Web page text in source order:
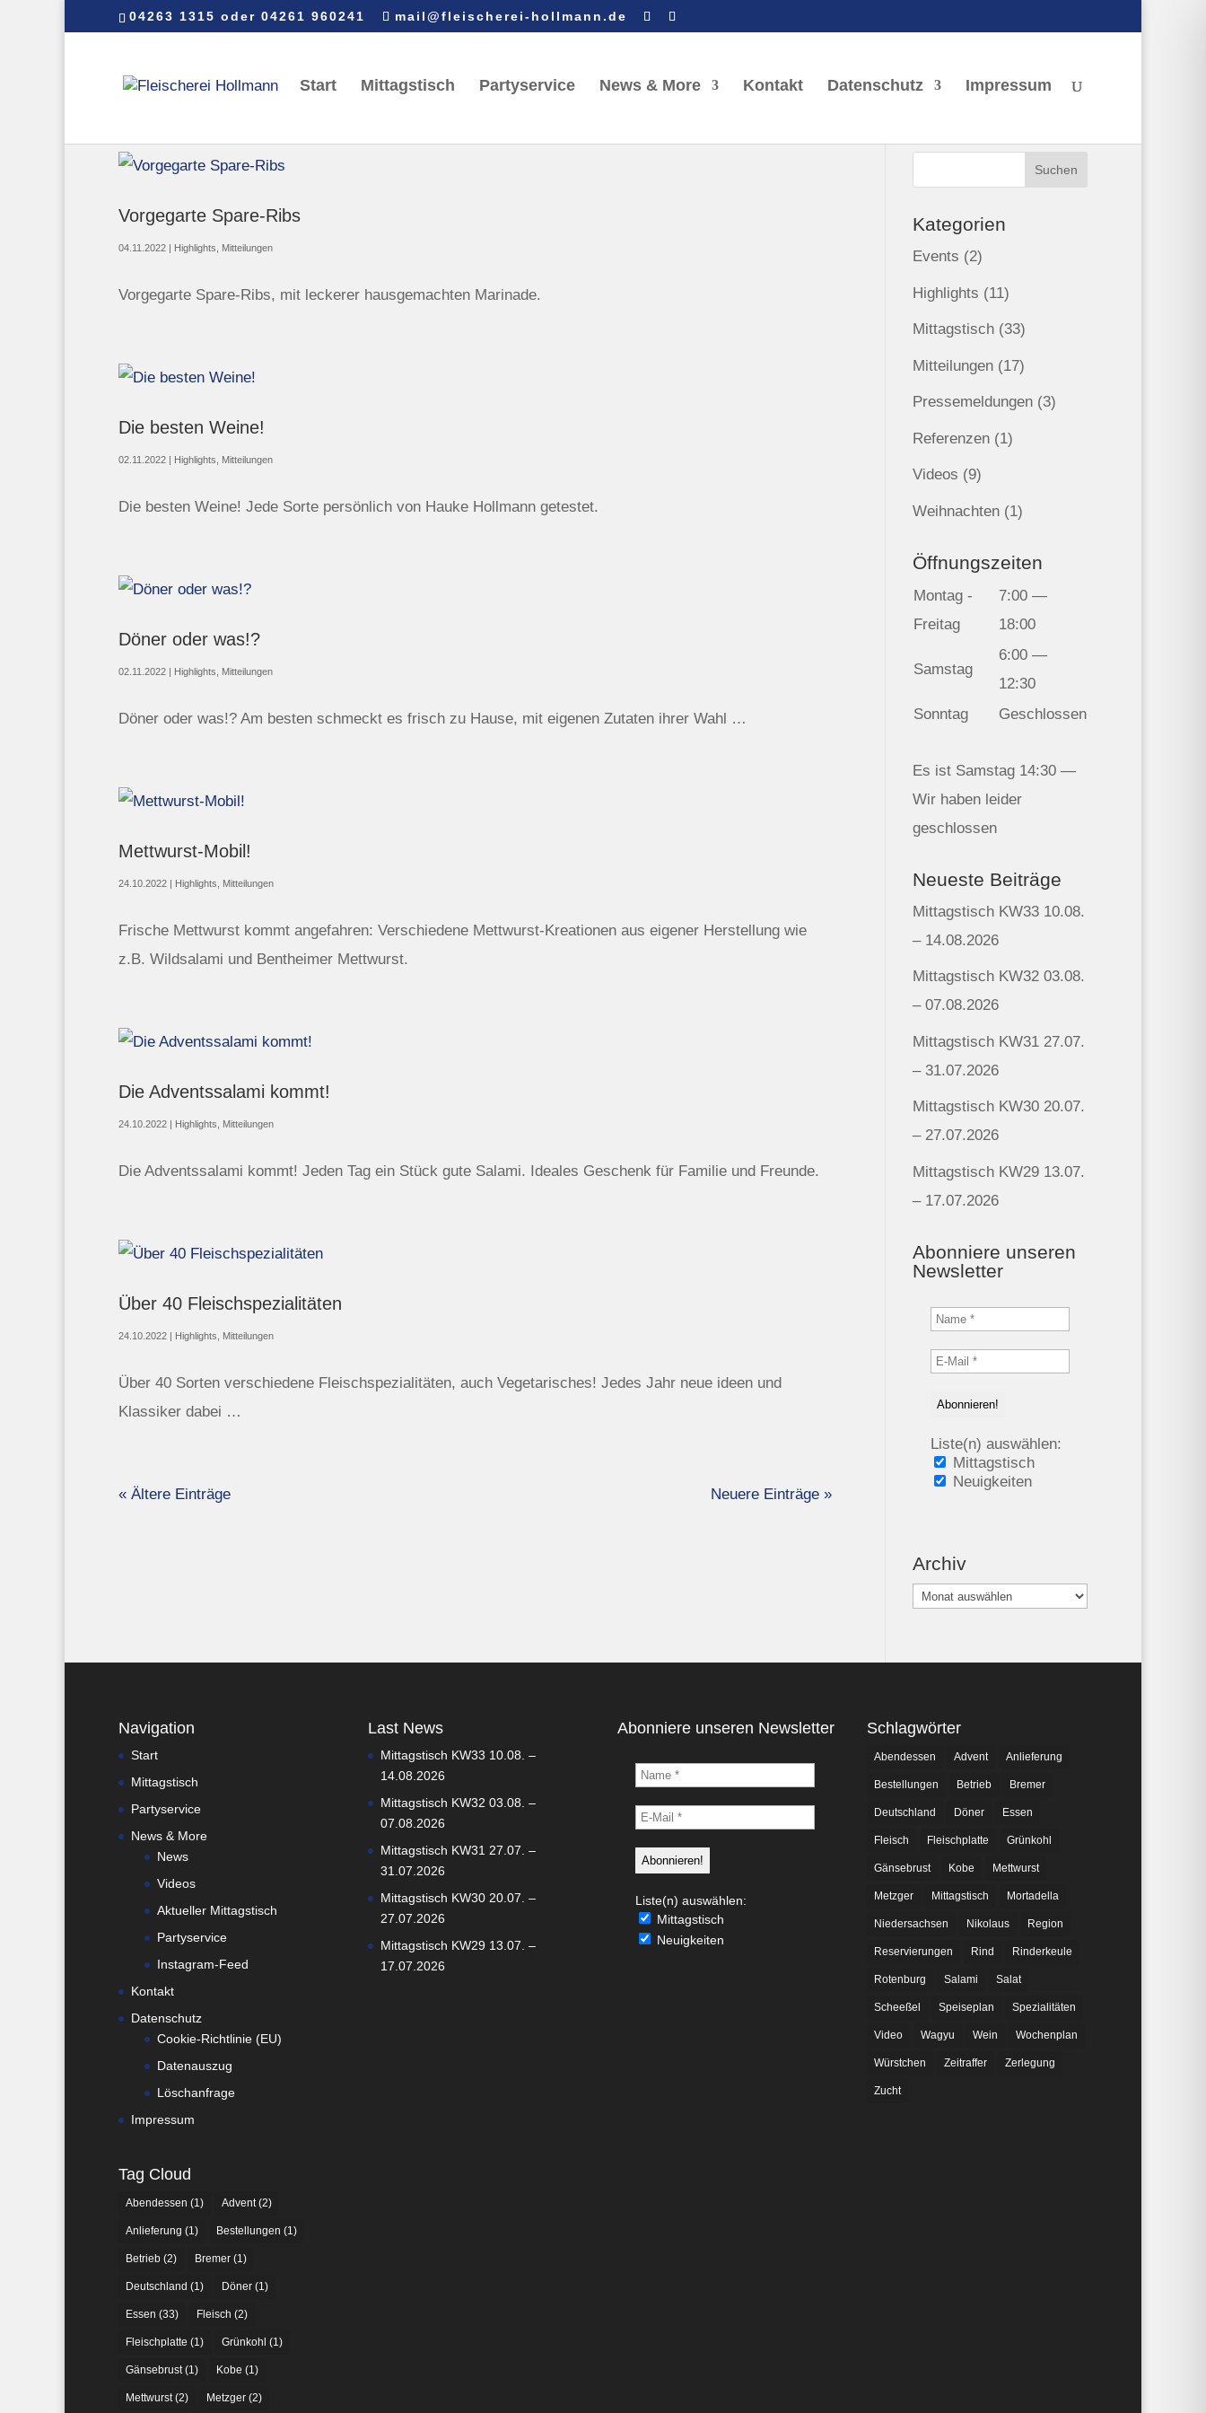
04263 1315 oder 04261 960241 mail@fleischerei-hollmann.de
Start Mittagstisch Partyservice News & More Kontakt Datenschutz Impressum
Vorgegarte Spare-Ribs
04.11.2022 | Highlights Mitteilungen
Vorgegarte Spare-Ribs, mit leckerer hausgemachten Marinade.
Die besten Weine!
02.11.2022 | Highlights Mitteilungen
Die besten Weine! Jede Sorte persönlich von Hauke Hollmann getestet.
Döner oder was!?
02.11.2022 | Highlights Mitteilungen
Döner oder was!? Am besten schmeckt es frisch zu Hause, mit eigenen Zutaten ihrer Wahl …
Mettwurst-Mobil!
24.10.2022 | Highlights Mitteilungen
Frische Mettwurst kommt angefahren: Verschiedene Mettwurst-Kreationen aus eigener Herstellung wie
z.B. Wildsalami und Bentheimer Mettwurst.
Die Adventssalami kommt!
24.10.2022 | Highlights Mitteilungen
Die Adventssalami kommt! Jeden Tag ein Stück gute Salami. Ideales Geschenk für Familie und Freunde.
Über 40 Fleischspezialitäten
24.10.2022 | Highlights Mitteilungen
Über 40 Sorten verschiedene Fleischspezialitäten, auch Vegetarisches! Jedes Jahr neue ideen und
Klassiker dabei …
« Ältere Einträge Neuere Einträge »
Kategorien
Events (2)
Highlights (11)
Mittagstisch(33)
Mitteilungen(17)
Pressemeldungen(3)
Referenzen(1)
Videos (9)
Weihnachten(1)
Öffnungszeiten
Montag -
Freitag
7:00 —
18:00
Samstag
6:00 —
12:30
Sonntag
Geschlossen
Es istSamstag14:30—
Wir haben leider
geschlossen
Neueste Beiträge
Mittagstisch KW33 10.08.
– 14.08.2026
Mittagstisch KW32 03.08.
– 07.08.2026
Mittagstisch KW31 27.07.
– 31.07.2026
Mittagstisch KW30 20.07.
– 27.07.2026
Mittagstisch KW29 13.07.
– 17.07.2026
Abonniere unseren
Newsletter
Liste(n) auswählen:
Mittagstisch
Neuigkeiten
Archiv
Archiv
Navigation
Start
Mittagstisch
Partyservice
News & More
News
Videos
Aktueller Mittagstisch
Partyservice
Instagram-Feed
Kontakt
Datenschutz
Cookie-Richtlinie (EU)
Datenauszug
Löschanfrage
Impressum
Tag Cloud
Abendessen (1) Advent (2)
Anlieferung (1) Bestellungen (1)
Betrieb (2) Bremer (1)
Deutschland (1) Döner (1)
Essen (33) Fleisch (2)
Fleischplatte (1) Grünkohl (1)
Gänsebrust (1) Kobe (1)
Mettwurst (2) Metzger (2)
Last News
Mittagstisch KW33 10.08. –
14.08.2026
Mittagstisch KW32 03.08. –
07.08.2026
Mittagstisch KW31 27.07. –
31.07.2026
Mittagstisch KW30 20.07. –
27.07.2026
Mittagstisch KW29 13.07. –
17.07.2026
Abonniere unseren Newsletter
Liste(n) auswählen:
Mittagstisch
Neuigkeiten
Schlagwörter
Abendessen Advent Anlieferung
Bestellungen Betrieb Bremer
Deutschland Döner Essen
Fleisch Fleischplatte Grünkohl
Gänsebrust Kobe Mettwurst
Metzger Mittagstisch Mortadella
Niedersachsen Nikolaus Region
Reservierungen Rind Rinderkeule
Rotenburg Salami Salat
Scheeßel Speiseplan Spezialitäten
Video Wagyu Wein Wochenplan
Würstchen Zeitraffer Zerlegung
Zucht